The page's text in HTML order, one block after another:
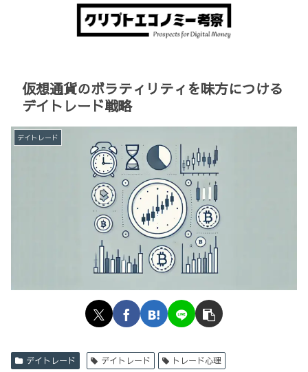
仮想通貨のボラティリティを味方につける
デイトレード戦略
デイトレード
デイトレード デイトレード
トレード心理